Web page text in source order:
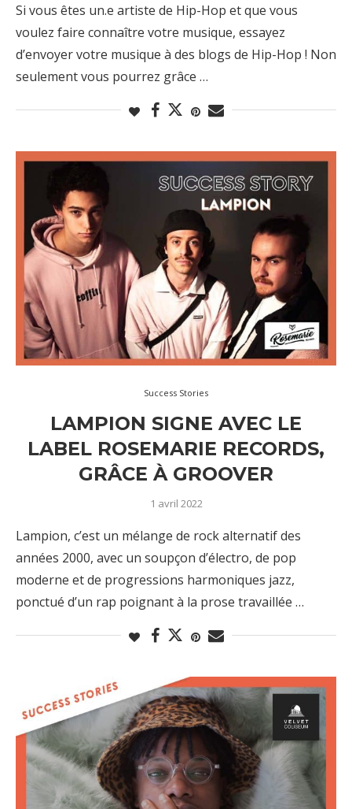
Si vous êtes un.e artiste de Hip-Hop et que vous
voulez faire connaître votre musique, essayez
d’envoyer votre musique à des blogs de Hip-Hop ! Non
seulement vous pourrez grâce …
Success Stories
LAMPION SIGNE AVEC LE
LABEL ROSEMARIE RECORDS,
GRÂCE À GROOVER
1 avril 2022
Lampion, c’est un mélange de rock alternatif des
années 2000, avec un soupçon d’électro, de pop
moderne et de progressions harmoniques jazz,
ponctué d’un rap poignant à la prose travaillée …